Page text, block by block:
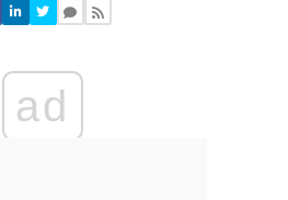
komentarzy
komentarze
Anuluj
ad